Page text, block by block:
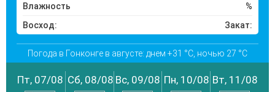
Влажность
%
Восход:
Закат:
Погода в Гонконге в августе: днем +31 °C, ночью 27 °C
Пт, 07/08 Сб, 08/08 Вс, 09/08 Пн, 10/08 Вт, 11/08